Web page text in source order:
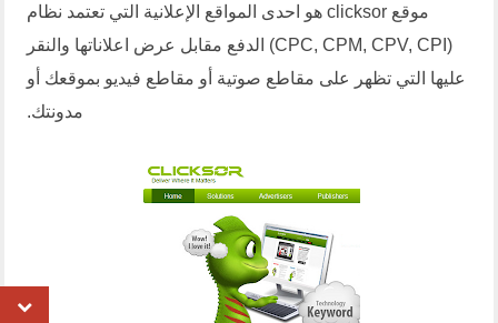
موقع clicksor هو احدى المواقع الإعلانية التي تعتمد نظام
(CPC, CPM, CPV, CPI) الدفع مقابل عرض اعلاناتها والنقر
عليها التي تظهر على مقاطع صوتية أو مقاطع فيديو بموقعك أو
مدونتك.